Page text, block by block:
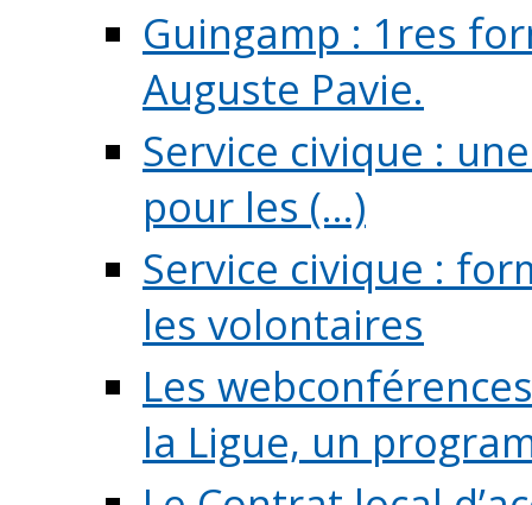
Guingamp : 1res
Auguste Pavie.
Service civique :
pour les (...)
Service civique :
les volontaires
Les
la Ligue, un